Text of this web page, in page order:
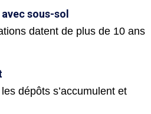
sous-sol
datent de plus de 10 ans
dépôts s’accumulent et